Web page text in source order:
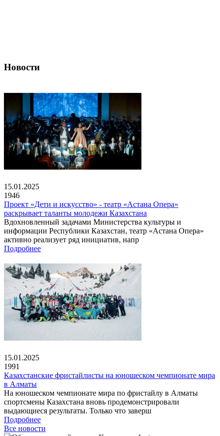
Новости
15.01.2025
1946
Проект «Дети и искусство» - театр «Астана Опера»
раскрывает таланты молодежи Казахстана
Вдохновленный задачами Министерства культуры и
информации Республики Казахстан, театр «Астана Опера»
активно реализует ряд инициатив, напр
Подробнее
15.01.2025
1991
Казахстанские фристайлисты на юношеском чемпионате мира
в Алматы
На юношеском чемпионате мира по фристайлу в Алматы
спортсмены Казахстана вновь продемонстрировали
выдающиеся результаты. Только что заверш
Подробнее
Все новости